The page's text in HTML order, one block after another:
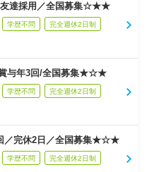
友達採用／全国募集☆★★
学歴不問 完全週休2日制
/賞与年3回/全国募集★☆★
学歴不問 完全週休2日制
回／完休2日／全国募集★☆★
学歴不問 完全週休2日制